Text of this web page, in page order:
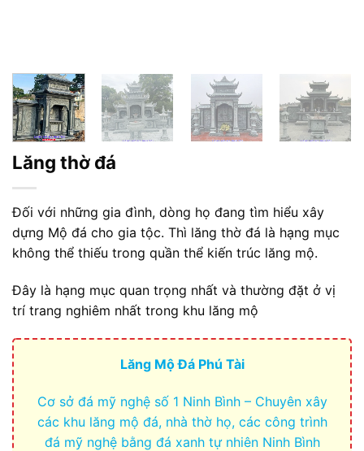
Lăng thờ đá
Đối với những gia đình, dòng họ đang tìm hiểu xây
dựng Mộ đá cho gia tộc. Thì lăng thờ đá là hạng mục
không thể thiếu trong quần thể kiến trúc lăng mộ.
Đây là hạng mục quan trọng nhất và thường đặt ở vị
trí trang nghiêm nhất trong khu lăng mộ
Lăng Mộ Đá Phú Tài
Cơ sở đá mỹ nghệ số 1 Ninh Bình – Chuyên xây
các khu lăng mộ đá, nhà thờ họ, các công trình
đá mỹ nghệ bằng đá xanh tự nhiên Ninh Bình